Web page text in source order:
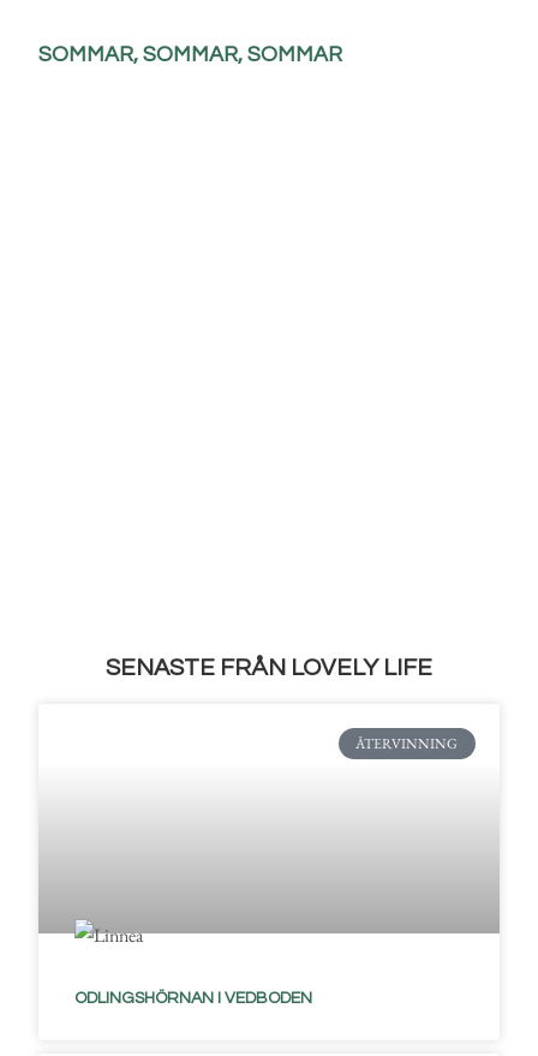
SOMMAR, SOMMAR, SOMMAR
SENASTE FRÅN LOVELY LIFE
ÅTERVINNING
ODLINGSHÖRNAN I VEDBODEN